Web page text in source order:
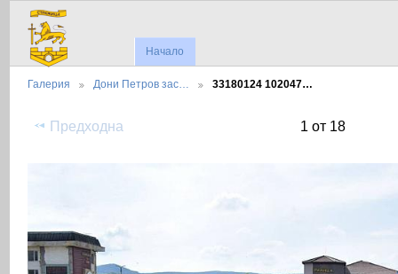
Начало
Галерия Дони Петров зас… 33180124 102047…
Предходна 1 от 18